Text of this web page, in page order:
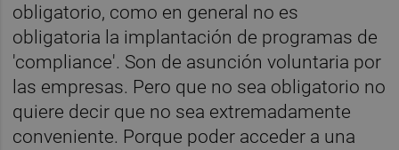
obligatorio, como en general no es
obligatoria la implantación de programas de
'compliance'. Son de asunción voluntaria por
las empresas. Pero que no sea obligatorio no
quiere decir que no sea extremadamente
conveniente. Porque poder acceder a una